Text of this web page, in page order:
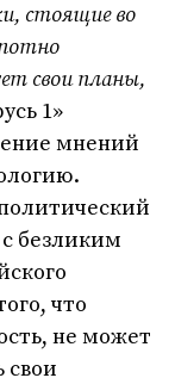
стоящие во
свои планы,
1»
мнений
безликим
что
не может
свои